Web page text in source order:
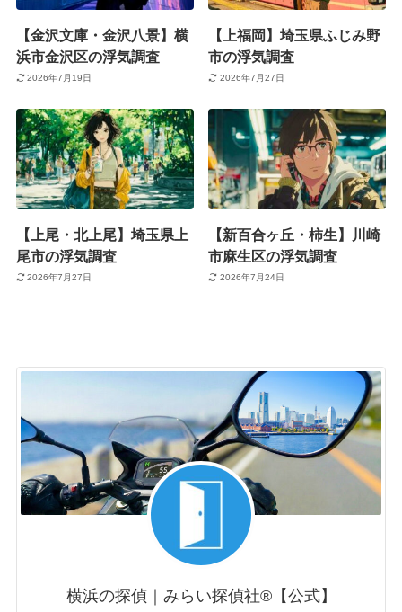
【金沢文庫・金沢八景】横
浜市金沢区の浮気調査
2026年7月19日
【上福岡】埼玉県ふじみ野
市の浮気調査
2026年7月27日
【上尾・北上尾】埼玉県上
尾市の浮気調査
2026年7月27日
【新百合ヶ丘・柿生】川崎
市麻生区の浮気調査
2026年7月24日
横浜の探偵｜みらい探偵社®︎【公式】